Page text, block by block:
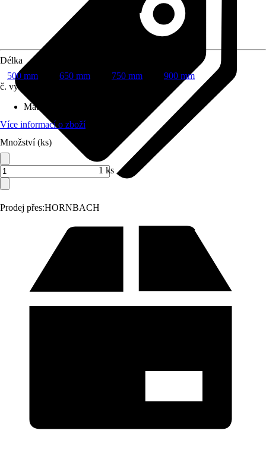
Prodej přes:HORNBACH
Délka
500 mm
650 mm 750 mm
900 mm
č. výrobku
Materiál
Více informací o zboží
Množství (ks)
1 ks